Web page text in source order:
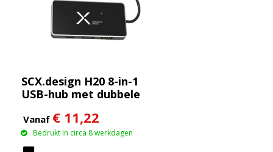
SCX.design H20 8-in-1
USB-hub met dubbele
Vanaf € 11,22
Bedrukt in circa 8 werkdagen